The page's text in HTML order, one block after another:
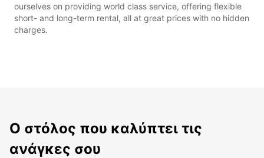
ourselves on providing world class service, offering flexible
short- and long-term rental, all at great prices with no hidden
charges.
Ο στόλος που καλύπτει τις
ανάγκες σου